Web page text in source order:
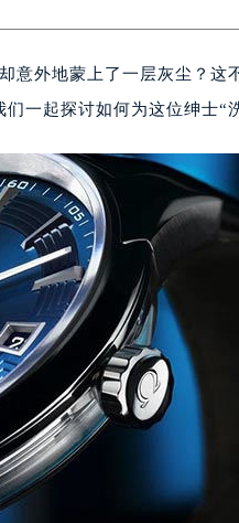
意外地蒙上了一层灰尘？这
一起探讨如何为这位绅士“